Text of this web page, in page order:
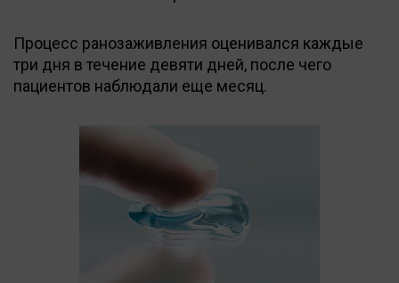
Процесс ранозаживления оценивался каждые
три дня в течение девяти дней, после чего
пациентов наблюдали еще месяц.